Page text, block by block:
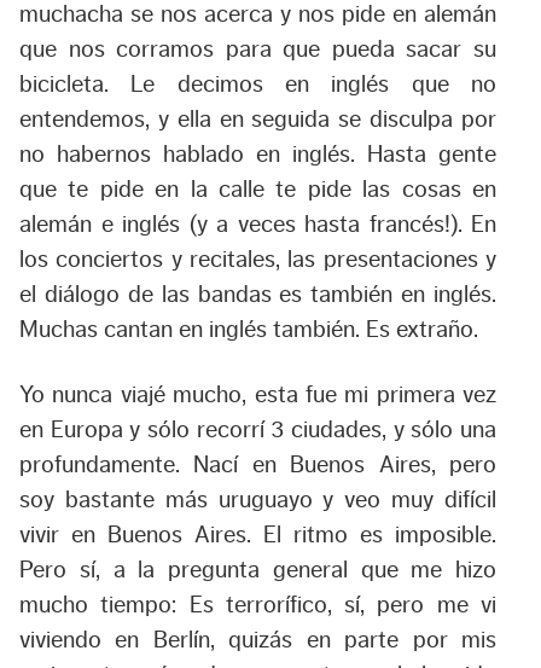
muchacha se nos acerca y nos pide en alemán
que nos corramos para que pueda sacar su
bicicleta. Le decimos en inglés que no
entendemos, y ella en seguida se disculpa por
no habernos hablado en inglés. Hasta gente
que te pide en la calle te pide las cosas en
alemán e inglés (y a veces hasta francés!). En
los conciertos y recitales, las presentaciones y
el diálogo de las bandas es también en inglés.
Muchas cantan en inglés también. Es extraño.
Yo nunca viajé mucho, esta fue mi primera vez
en Europa y sólo recorrí 3 ciudades, y sólo una
profundamente. Nací en Buenos Aires, pero
soy bastante más uruguayo y veo muy difícil
vivir en Buenos Aires. El ritmo es imposible.
Pero sí, a la pregunta general que me hizo
mucho tiempo: Es terrorífico, sí, pero me vi
viviendo en Berlín, quizás en parte por mis